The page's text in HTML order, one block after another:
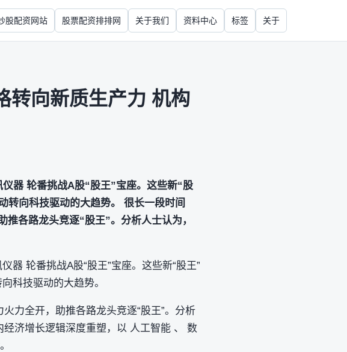
股配资网站 股票配资排排网 关于我们 资料中心 标签 关于
转向新质生产力 机构
器 轮番挑战A股“股王”宝座。这些新“股
转向科技驱动的大趋势。 很长一段时间
各路龙头竞逐“股王”。分析人士认为，
器 轮番挑战A股“股王”宝座。这些新“股王”
科技驱动的大趋势。
力全开，助推各路龙头竞逐“股王”。分析
济增长逻辑深度重塑，以 人工智能 、 数